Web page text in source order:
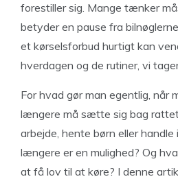
forestiller sig. Mange tænker
betyder en pause fra
et kørselsforbud hurtigt kan
hverdagen og de rutiner, vi
For hvad gør man egentlig, når
længere må sætte sig bag
arbejde, hente børn eller handle
længere er en mulighed? Og
at få lov til at køre? I denne